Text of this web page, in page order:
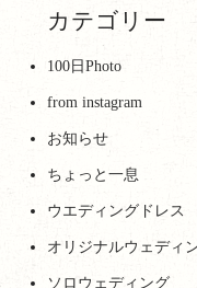
カテゴリー
100日Photo
from instagram
お知らせ
ちょっと一息
ウエディングドレス
オリジナルウェディ
ソロウェディング